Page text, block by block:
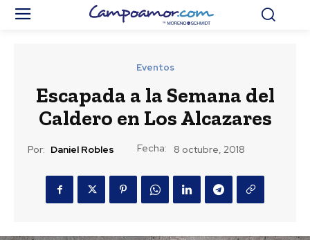
Eventos
Escapada a la Semana del
Caldero en Los Alcazares
Por: Daniel Robles Fecha: 8 octubre, 2018